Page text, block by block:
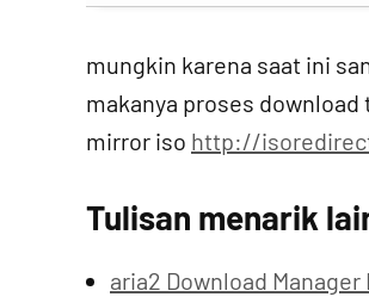
mungkin karena saat ini
makanya proses download
mirror iso http://
Tulisan menarik
aria2 Download Manager